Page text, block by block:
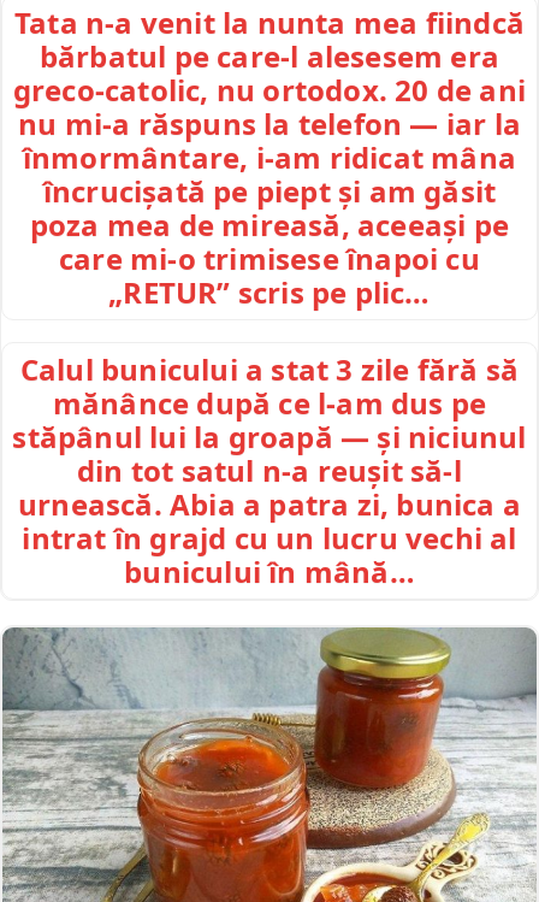
Tata n-a venit la nunta mea fiindcă
bărbatul pe care-l alesesem era
greco-catolic, nu ortodox. 20 de ani
nu mi-a răspuns la telefon — iar la
înmormântare, i-am ridicat mâna
încrucișată pe piept și am găsit
poza mea de mireasă, aceeași pe
care mi-o trimisese înapoi cu
„RETUR” scris pe plic…
Calul bunicului a stat 3 zile fără să
mănânce după ce l-am dus pe
stăpânul lui la groapă — și niciunul
din tot satul n-a reușit să-l
urnească. Abia a patra zi, bunica a
intrat în grajd cu un lucru vechi al
bunicului în mână…